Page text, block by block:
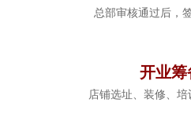
总部审核通过后，
开业筹
店铺选址、装修、